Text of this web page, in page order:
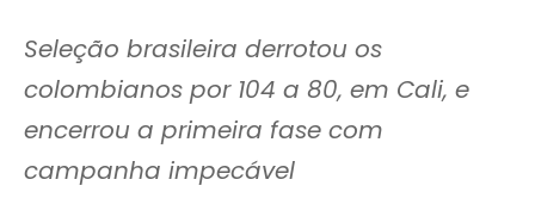
Seleção brasileira derrotou os
colombianos por 104 a 80, em Cali, e
encerrou a primeira fase com
campanha impecável